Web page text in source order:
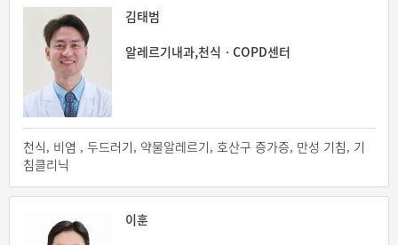
김태범
알레르기내과,천식ㆍCOPD센터
천식, 비염 , 두드러기, 약물알레르기, 호산구 증가증, 만성 기침, 기
침클리닉
이훈